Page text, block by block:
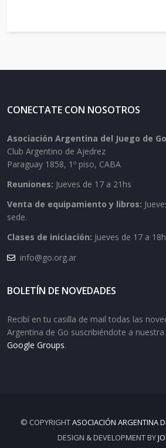
CONECTATE CON NOSOTROS
Asociación Argentina del Juego de Go
Club Argentino de Ajedrez
Paraguay 1858, 1º piso, CABA
Reuniones: Jueves de 17 a 21hs
Venta de equipamiento y libros:
sede.
Clases de iniciación: Jueves de 17 a
info@go.org.ar
BOLETÍN DE NOVEDADES
Recibí en tu casilla de mail todas las
Argentina de Go suscribiéndote a nuestra
Google Groups.
© COPYRIGHTASOCIACIÓN ARGENTINA
DESIGN & DEVELOPMENT BY